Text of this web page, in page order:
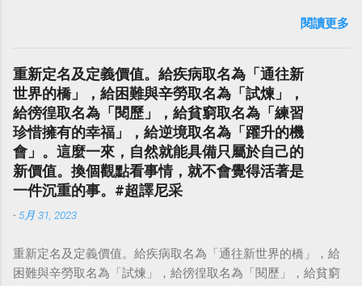
閱讀更多
重新定名及定義價值。給疾病取名為「通往新
世界的橋」，給困難與辛勞取名為「試煉」，
給徬徨取名為「閱歷」，給貧窮取名為「練習
珍惜擁有的幸福」，給逆境取名為「躍升的機
會」。這麼一來，自然就能具備只屬於自己的
新價值。換個觀點看事情，就不會覺得活著是
一件沉重的事。#超譯尼采
- 5月 31, 2023
重新定名及定義價值。給疾病取名為「通往新世界的橋」，給
困難與辛勞取名為「試煉」，給徬徨取名為「閱歷」，給貧窮